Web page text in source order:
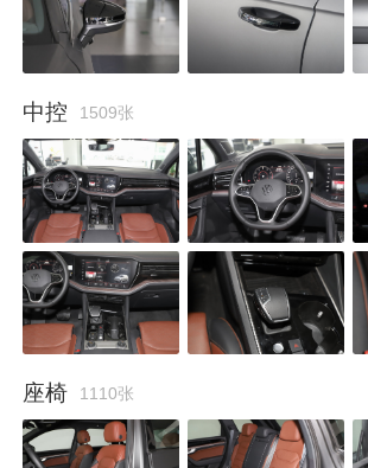
中控 1509张
座椅 1110张